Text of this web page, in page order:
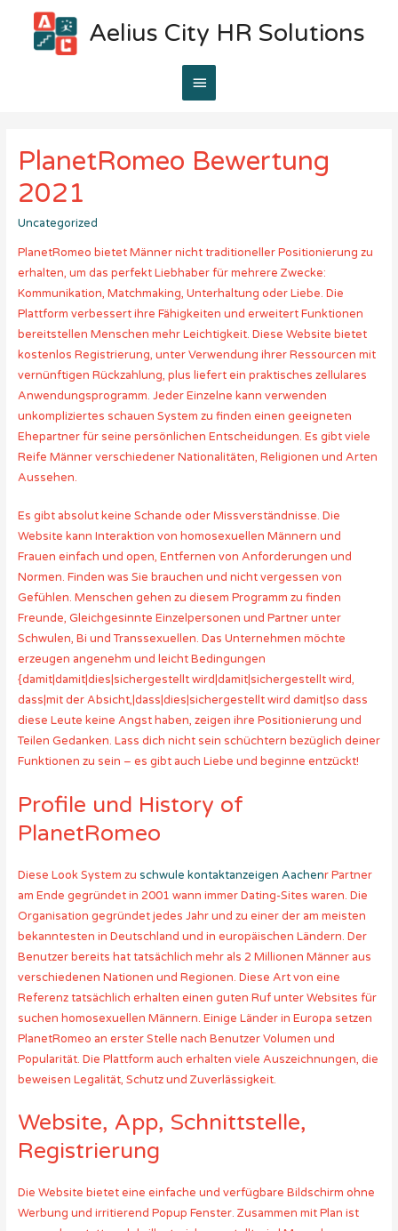
Aelius City HR Solutions
Main
PlanetRomeo Bewertung
2021
Uncategorized
PlanetRomeo bietet Männer nicht traditioneller Positionierung zu
erhalten, um das perfekt Liebhaber für mehrere Zwecke:
Kommunikation, Matchmaking, Unterhaltung oder Liebe. Die
Plattform verbessert ihre Fähigkeiten und erweitert Funktionen
bereitstellen Menschen mehr Leichtigkeit. Diese Website bietet
kostenlos Registrierung, unter Verwendung ihrer Ressourcen mit
vernünftigen Rückzahlung, plus liefert ein praktisches zellulares
Anwendungsprogramm. Jeder Einzelne kann verwenden
unkompliziertes schauen System zu finden einen geeigneten
Ehepartner für seine persönlichen Entscheidungen. Es gibt viele
Reife Männer verschiedener Nationalitäten, Religionen und Arten
Aussehen.
Es gibt absolut keine Schande oder Missverständnisse. Die
Website kann Interaktion von homosexuellen Männern und
Frauen einfach und open, Entfernen von Anforderungen und
Normen. Finden was Sie brauchen und nicht vergessen von
Gefühlen. Menschen gehen zu diesem Programm zu finden
Freunde, Gleichgesinnte Einzelpersonen und Partner unter
Schwulen, Bi und Transsexuellen. Das Unternehmen möchte
erzeugen angenehm und leicht Bedingungen
{damit|damit|dies|sichergestellt wird|damit|sichergestellt wird,
dass|mit der Absicht,|dass|dies|sichergestellt wird damit|so dass
diese Leute keine Angst haben, zeigen ihre Positionierung und
Teilen Gedanken. Lass dich nicht sein schüchtern bezüglich deiner
Funktionen zu sein – es gibt auch Liebe und beginne entzückt!
Profile und History of
PlanetRomeo
Diese Look System zu schwule kontaktanzeigen Aachenr Partner
am Ende gegründet in 2001 wann immer Dating-Sites waren. Die
Organisation gegründet jedes Jahr und zu einer der am meisten
bekanntesten in Deutschland und in europäischen Ländern. Der
Benutzer bereits hat tatsächlich mehr als 2 Millionen Männer aus
verschiedenen Nationen und Regionen. Diese Art von eine
Referenz tatsächlich erhalten einen guten Ruf unter Websites für
suchen homosexuellen Männern. Einige Länder in Europa setzen
PlanetRomeo an erster Stelle nach Benutzer Volumen und
Popularität. Die Plattform auch erhalten viele Auszeichnungen, die
beweisen Legalität, Schutz und Zuverlässigkeit.
Website, App, Schnittstelle,
Registrierung
Die Website bietet eine einfache und verfügbare Bildschirm ohne
Werbung und irritierend Popup Fenster. Zusammen mit Plan ist